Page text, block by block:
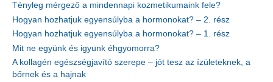
Tényleg mérgező a mindennapi kozmetikumaink fele?
Hogyan hozhatjuk egyensúlyba a hormonokat? – 2. rész
Hogyan hozhatjuk egyensúlyba a hormonokat? – 1. rész
Mit ne együnk és igyunk éhgyomorra?
A kollagén egészségjavító szerepe – jót tesz az ízületeknek, a
bőrnek és a hajnak